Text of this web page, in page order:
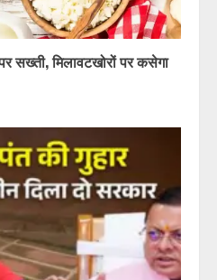
सख्ती, मिलावटखोरों पर कसेगा